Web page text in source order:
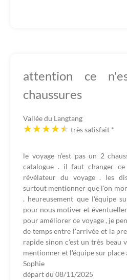
attention ce
chaussures
Vallée du Langtang
très satisfait *
le voyage n'est pas un 2
catalogue . il faut changer
révélateur du voyage . les
surtout mentionner que l'on
. heureusement que l'équipe
pour nous motiver et
pour améliorer ce voyage , je
de temps entre l'arrivée et la
rapide sinon c'est un très beau
mentionner et l'équipe sur place
Sophie
départ du 08/11/2025